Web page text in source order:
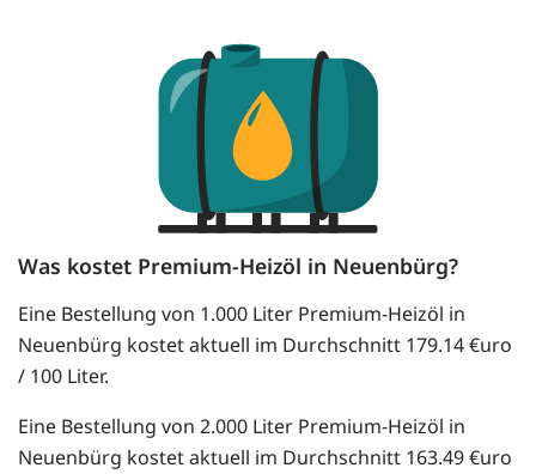
Was kostet Premium-Heizöl in Neuenbürg?
Eine Bestellung von 1.000 Liter Premium-Heizöl in
Neuenbürg kostet aktuell im Durchschnitt 179.14 €uro
/ 100 Liter.
Eine Bestellung von 2.000 Liter Premium-Heizöl in
Neuenbürg kostet aktuell im Durchschnitt 163.49 €uro